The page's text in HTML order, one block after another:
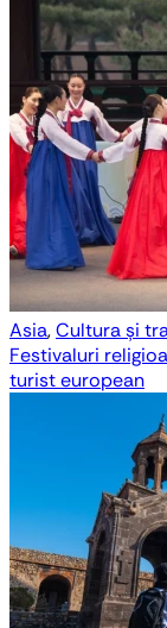
Asia,Cultura și
Festivaluri
turist european